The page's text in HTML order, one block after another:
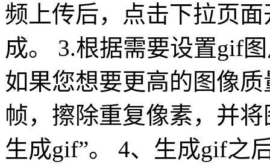
频上传后，点击下拉页
成。 3.根据需要设置gif
如果您想要更高的图像
帧，擦除重复像素，并
生成gif”。 4、生成gif之